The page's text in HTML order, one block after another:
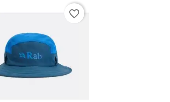
favorite_border